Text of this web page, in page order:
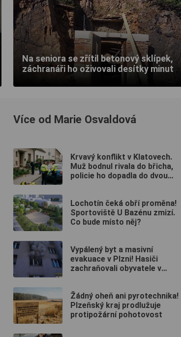
Na seniora se zřítil betonový sklípek,
záchranáři ho oživovali desítky minut
Více od Marie Osvaldová
Krvavý konflikt v Klatovech.
Muž bodnul rivala do břicha,
policie ho dopadla do dvou
Lochotín čeká obří proměna!
Sportoviště U Bazénu zmizí.
Co bude místo něj?
Vypálený byt a masivní
evakuace v Plzni! Hasiči
zachraňovali obyvatele v
Žádný oheň ani pyrotechnika!
Plzeňský kraj prodlužuje
protipožární pohotovost